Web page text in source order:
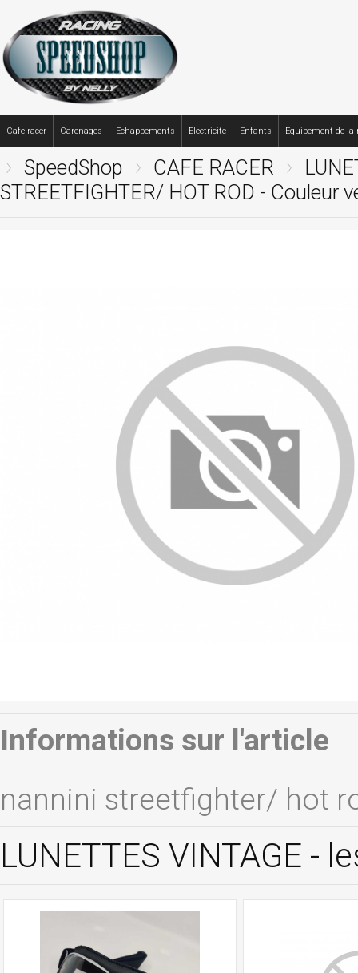
Cafe racer Carenages Echappements Electricite Enfants Equipement de la
SpeedShop CAFE RACER
STREETFIGHTER/ HOT ROD - Couleur
Informations sur l'article
nannini streetfighter/ hot
LUNETTES VINTAGE -